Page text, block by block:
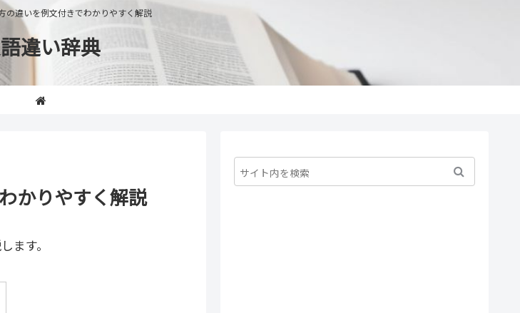
の違いを例文付きでわかりやすく解説
違い辞典
かりやすく解説
ます。